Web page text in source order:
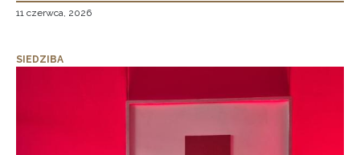
11 czerwca, 2026
SIEDZIBA